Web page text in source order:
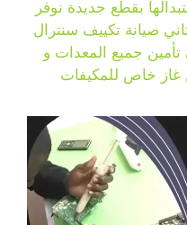
بقطع جديدة نوفر
صيانة تكييف سنترال
تأمين جميع المعدات و
غاز خاص للمكيفات